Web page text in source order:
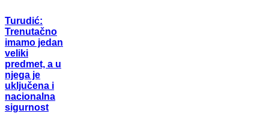
Turudić:
Trenutačno
imamo jedan
veliki
predmet, a u
njega je
uključena i
nacionalna
sigurnost